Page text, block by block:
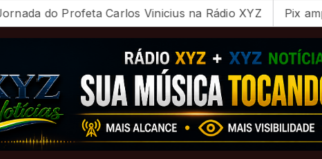
Carlos Vinicius na Rádio XYZ Pix amplia